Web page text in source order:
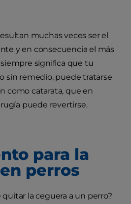
muchas veces ser el
y en consecuencia el más
significa que tu
sin remedio, puede tratarse
como catarata, que en
puede revertirse.
para la
perros
la ceguera a un perro?